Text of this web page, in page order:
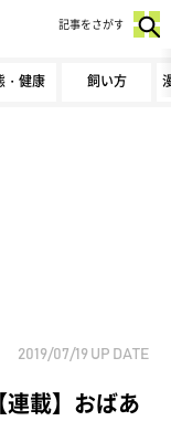
・健康 飼い方
記事をさがす
2019/07/19 UP DATE
載】おばあ